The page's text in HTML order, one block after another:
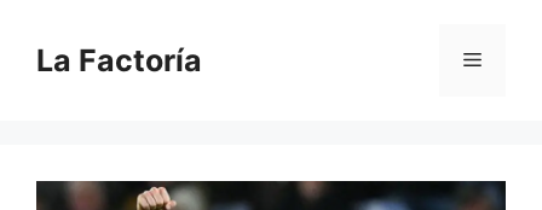
contenido
La Factoría Menú